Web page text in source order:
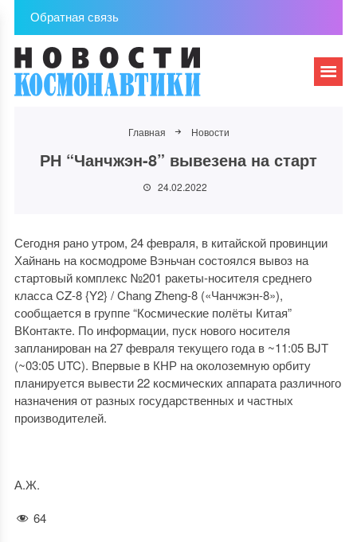
Обратная связь
Главная Новости
РН “Чанчжэн-8” вывезена на старт
24.02.2022
Сегодня рано утром, 24 февраля, в китайской провинции
Хайнань на космодроме Вэньчан состоялся вывоз на
стартовый комплекс №201 ракеты-носителя среднего
класса CZ-8 {Y2} / Chang Zheng-8 («Чанчжэн-8»),
сообщается в группе “Космические полёты Китая”
ВКонтакте. По информации, пуск нового носителя
запланирован на 27 февраля текущего года в ~11:05 BJT
(~03:05 UTC). Впервые в КНР на околоземную орбиту
планируется вывести 22 космических аппарата различного
назначения от разных государственных и частных
производителей.
А.Ж.
64